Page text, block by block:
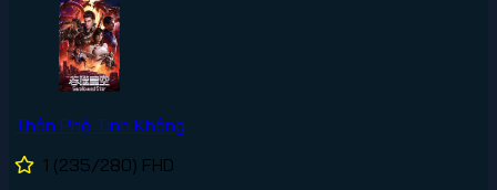
Thôn Phệ Tinh Không
1 (235/280) FHD